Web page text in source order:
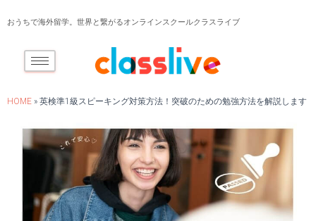
おうちで海外留学。世界と繋がるオンラインスクールクラスライブ
HOME » 英検準1級スピーキング対策方法！突破のための勉強方法を解説します